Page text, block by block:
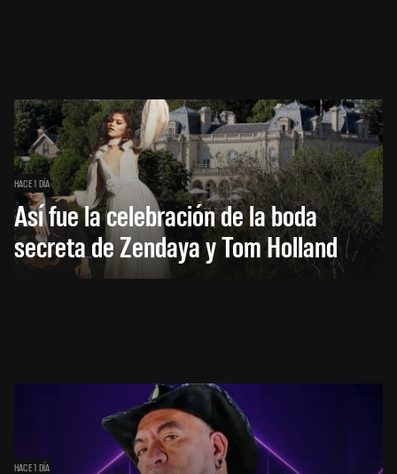
HACE 1 DÍA
Así fue la celebración de la boda
secreta de Zendaya y Tom Holland
HACE 1 DÍA